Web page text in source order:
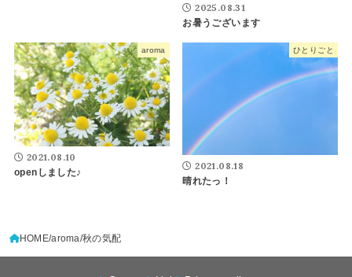
2025.08.31
お暑うございます
aroma
2021.08.10
openしました♪
ひとりごと
2021.08.18
晴れたっ！
HOME aroma 秋の気配